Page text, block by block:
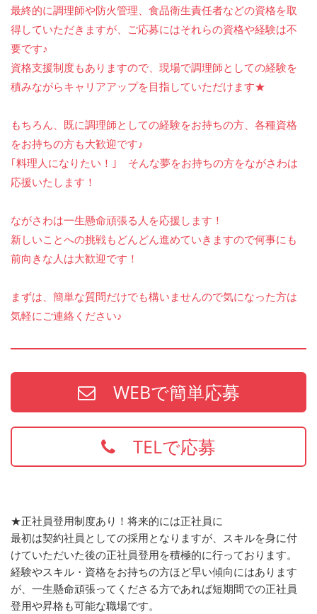
最終的に調理師や防火管理、食品衛生責任者などの資格を取
得していただきますが、ご応募にはそれらの資格や経験は不
要です♪
資格支援制度もありますので、現場で調理師としての経験を
積みながらキャリアアップを目指していただけます★
もちろん、既に調理師としての経験をお持ちの方、各種資格
をお持ちの方も大歓迎です♪
｢料理人になりたい！｣ そんな夢をお持ちの方をながさわは
応援いたします！
ながさわは一生懸命頑張る人を応援します！
新しいことへの挑戦もどんどん進めていきますので何事にも
前向きな人は大歓迎です！
まずは、簡単な質問だけでも構いませんので気になった方は
気軽にご連絡ください♪
WEBで簡単応募
TELで応募
★正社員登用制度あり！将来的には正社員に
最初は契約社員としての採用となりますが、スキルを身に付
けていただいた後の正社員登用を積極的に行っております。
経験やスキル・資格をお持ちの方ほど早い傾向にはあります
が、一生懸命頑張ってくださる方であれば短期間での正社員
登用や昇格も可能な職場です。